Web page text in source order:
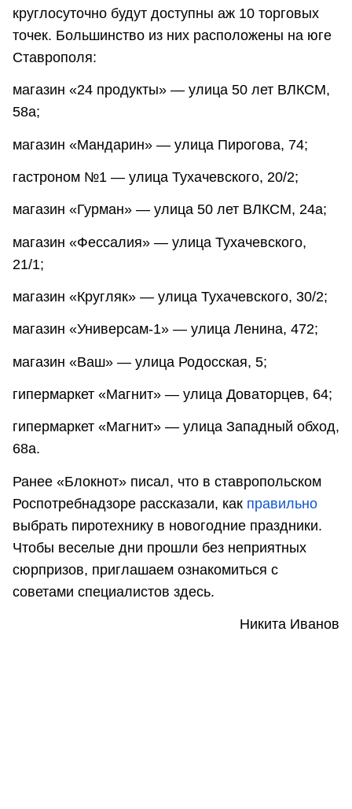
круглосуточно будут доступны аж 10 торговых
точек. Большинство из них расположены на юге
Ставрополя:
магазин «24 продукты» — улица 50 лет ВЛКСМ,
58а;
магазин «Мандарин» — улица Пирогова, 74;
гастроном №1 — улица Тухачевского, 20/2;
магазин «Гурман» — улица 50 лет ВЛКСМ, 24а;
магазин «Фессалия» — улица Тухачевского,
21/1;
магазин «Кругляк» — улица Тухачевского, 30/2;
магазин «Универсам-1» — улица Ленина, 472;
магазин «Ваш» — улица Родосская, 5;
гипермаркет «Магнит» — улица Доваторцев, 64;
гипермаркет «Магнит» — улица Западный обход,
68а.
Ранее «Блокнот» писал, что в ставропольском
Роспотребнадзоре рассказали, как правильно
выбрать пиротехнику в новогодние праздники.
Чтобы веселые дни прошли без неприятных
сюрпризов, приглашаем ознакомиться с
советами специалистов здесь.
Никита Иванов